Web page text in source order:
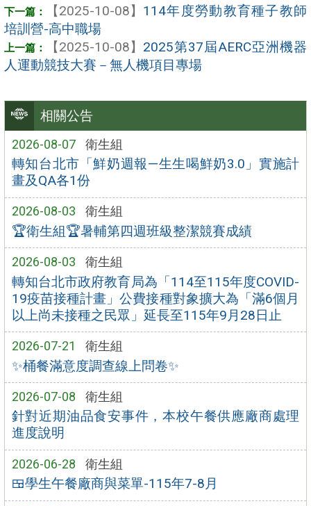
相關公告
2026-08-07 衛生組
轉知台北市「鮮奶週報—生生喝鮮奶3.0」實施計
畫及QA各1份
2026-08-03 衛生組
🏆衛生組🏆暑輔第四週班級整潔競賽成績
2026-08-03 衛生組
轉知台北市政府教育局為「114至115年度COVID-
19疫苗接種計畫」公費接種對象擴大為「滿6個月
以上尚未接種之民眾」延長至115年9月28日止
2026-07-21 衛生組
✨桶餐滿意度調查線上問卷✨
2026-07-08 衛生組
針對近期油品食安事件，本校午餐供應廠商處理
進度說明
2026-06-28 衛生組
🍱學生午餐廠商與菜單-115年7-8月
【2025-10-08】 114年度勞動教育種子教師
培訓營-高中職場
【2025-10-08】 2025第37屆AERC亞洲機器
人運動競技大賽－無人機項目專場